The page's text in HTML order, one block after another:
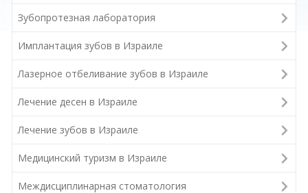
Зубопротезная лаборатория
Имплантация зубов в Израиле
Лазерное отбеливание зубов в Израиле
Лечение десен в Израиле
Лечение зубов в Израиле
Медицинский туризм в Израиле
Междисциплинарная стоматология